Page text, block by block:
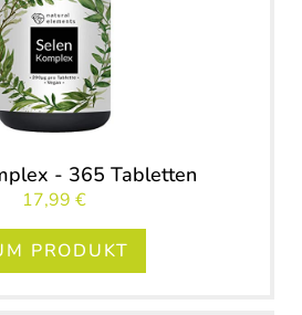
- 365 Tabletten
17,99 €
PRODUKT